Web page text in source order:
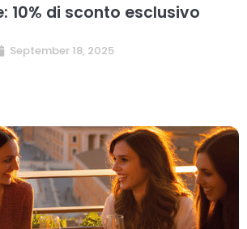
10% di sconto esclusivo
September 18, 2025